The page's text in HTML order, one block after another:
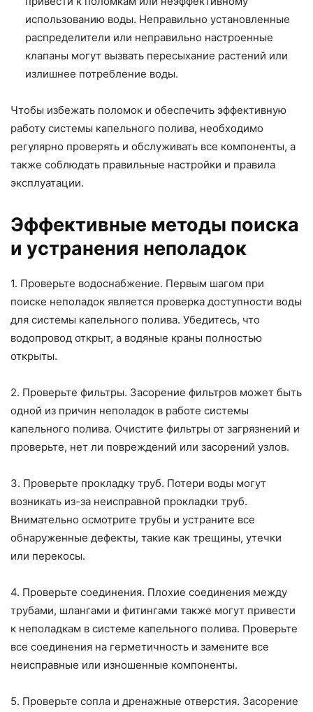
использованию воды. Неправильно установленные
распределители или неправильно настроенные
клапаны могут вызвать пересыхание растений или
излишнее потребление воды.
Чтобы избежать поломок и обеспечить эффективную
работу системы капельного полива, необходимо
регулярно проверять и обслуживать все компоненты, а
также соблюдать правильные настройки и правила
эксплуатации.
Эффективные методы поиска
и устранения неполадок
1. Проверьте водоснабжение. Первым шагом при
поиске неполадок является проверка доступности воды
для системы капельного полива. Убедитесь, что
водопровод открыт, а водяные краны полностью
открыты.
2. Проверьте фильтры. Засорение фильтров может быть
одной из причин неполадок в работе системы
капельного полива. Очистите фильтры от загрязнений и
проверьте, нет ли повреждений или засорений узлов.
3. Проверьте прокладку труб. Потери воды могут
возникать из-за неисправной прокладки труб.
Внимательно осмотрите трубы и устраните все
обнаруженные дефекты, такие как трещины, утечки
или перекосы.
4. Проверьте соединения. Плохие соединения между
трубами, шлангами и фитингами также могут привести
к неполадкам в системе капельного полива. Проверьте
все соединения на герметичность и замените все
неисправные или изношенные компоненты.
5. Проверьте сопла и дренажные отверстия. Засорение